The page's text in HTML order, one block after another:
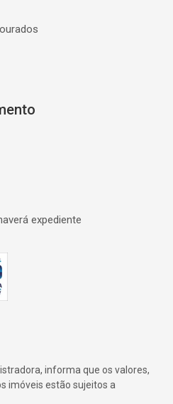
expediente
informa que os valores,
imóveis estão sujeitos a